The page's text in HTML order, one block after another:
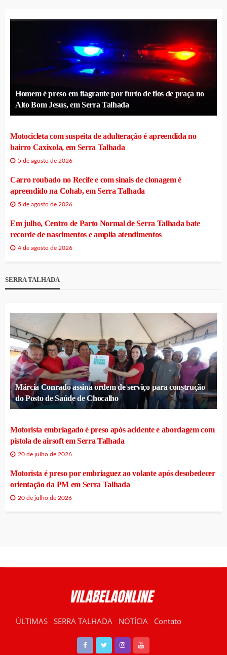
Homem é preso em flagrante por furto de fios de praça no
Alto Bom Jesus, em Serra Talhada
Motocicleta com suspeita de adulteração é apreendida no
bairro Caxixola, em Serra Talhada
5 de agosto de 2026
Carro roubado no Recife e com sinais de clonagem é
apreendido na Cohab, em Serra Talhada
5 de agosto de 2026
Em julho, Centro de Parto Normal de Serra Talhada bate
recorde de nascimentos e amplia atendimentos
4 de agosto de 2026
SERRA TALHADA
Márcia Conrado assina ordem de serviço para construção
do Posto de Saúde de Chocalho
Motorista embriagado é preso após acidente e abordagem com
pistola de airsoft em Serra Talhada
20 de julho de 2026
Motorista é preso por embriaguez ao volante após desobedecer
orientação da PM em Serra Talhada
20 de julho de 2026
ÚLTIMAS SERRA TALHADA NOTÍCIA Contato